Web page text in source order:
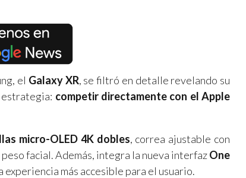
el Galaxy XR, se filtró en detalle revelando su
estrategia: competir directamente con el Apple
micro-OLED 4K dobles, correa ajustable con
facial. Además, integra la nueva interfazOne
experiencia más accesible para el usuario.